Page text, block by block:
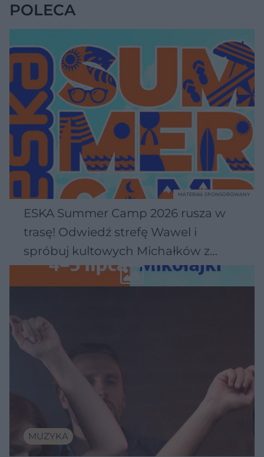
POLECA
ESKA Summer Camp 2026 rusza w
trasę! Odwiedź strefę Wawel i
spróbuj kultowych Michałków z
Wawelu
MATERIAŁ SPONSOROWANY
MUZYKA